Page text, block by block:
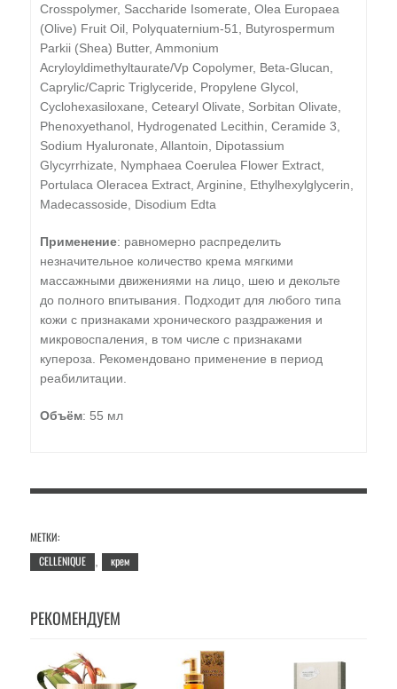
Crosspolymer, Saccharide Isomerate, Olea Europaea
(Olive) Fruit Oil, Polyquaternium-51, Butyrospermum
Parkii (Shea) Butter, Ammonium
Acryloyldimethyltaurate/Vp Copolymer, Beta-Glucan,
Caprylic/Capric Triglyceride, Propylene Glycol,
Cyclohexasiloxane, Cetearyl Olivate, Sorbitan Olivate,
Phenoxyethanol, Hydrogenated Lecithin, Ceramide 3,
Sodium Hyaluronate, Allantoin, Dipotassium
Glycyrrhizate, Nymphaea Coerulea Flower Extract,
Portulaca Oleracea Extract, Arginine, Ethylhexylglycerin,
Madecassoside, Disodium Edta
Применение: равномерно распределить
незначительное количество крема мягкими
массажными движениями на лицо, шею и декольте
до полного впитывания. Подходит для любого типа
кожи с признаками хронического раздражения и
микровоспаления, в том числе с признаками
купероза. Рекомендовано применение в период
реабилитации.
Объём: 55 мл
МЕТКИ:
CELLENIQUE
крем
РЕКОМЕНДУЕМ